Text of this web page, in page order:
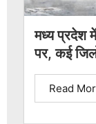
मध्य प्रदेश
पर, कई
Read